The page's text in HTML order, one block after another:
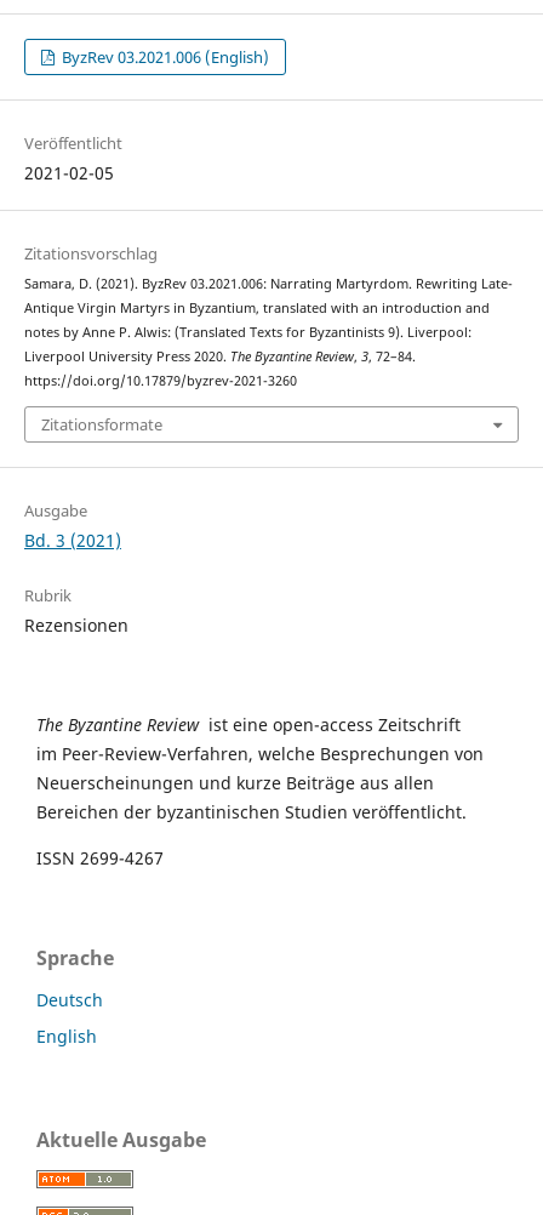
ByzRev 03.2021.006 (English)
Veröffentlicht
2021-02-05
Zitationsvorschlag
Samara, D. (2021). ByzRev 03.2021.006: Narrating Martyrdom. Rewriting Late-
Antique Virgin Martyrs in Byzantium, translated with an introduction and
notes by Anne P. Alwis: (Translated Texts for Byzantinists 9). Liverpool:
Liverpool University Press 2020. The Byzantine Review, 3, 72–84.
https://doi.org/10.17879/byzrev-2021-3260
Zitationsformate
Ausgabe
Bd. 3 (2021)
Rubrik
Rezensionen
The Byzantine Reviewist eine open-access Zeitschrift
im Peer-Review-Verfahren, welche Besprechungen von
Neuerscheinungen und kurze Beiträge aus allen
Bereichen der byzantinischen Studien veröffentlicht.
ISSN 2699-4267
Sprache
Deutsch
English
Aktuelle Ausgabe